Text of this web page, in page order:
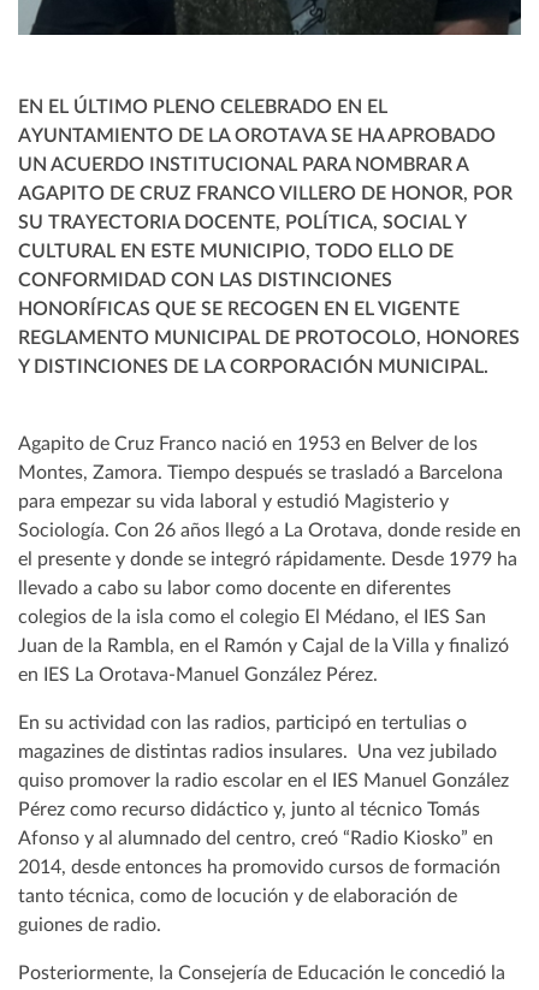
EN EL ÚLTIMO PLENO CELEBRADO EN EL
AYUNTAMIENTO DE LA OROTAVA SE HA APROBADO
UN ACUERDO INSTITUCIONAL PARA NOMBRAR A
AGAPITO DE CRUZ FRANCO VILLERO DE HONOR, POR
SU TRAYECTORIA DOCENTE, POLÍTICA, SOCIAL Y
CULTURAL EN ESTE MUNICIPIO, TODO ELLO DE
CONFORMIDAD CON LAS DISTINCIONES
HONORÍFICAS QUE SE RECOGEN EN EL VIGENTE
REGLAMENTO MUNICIPAL DE PROTOCOLO, HONORES
Y DISTINCIONES DE LA CORPORACIÓN MUNICIPAL.
Agapito de Cruz Franco nació en 1953 en Belver de los
Montes, Zamora. Tiempo después se trasladó a Barcelona
para empezar su vida laboral y estudió Magisterio y
Sociología. Con 26 años llegó a La Orotava, donde reside en
el presente y donde se integró rápidamente. Desde 1979 ha
llevado a cabo su labor como docente en diferentes
colegios de la isla como el colegio El Médano, el IES San
Juan de la Rambla, en el Ramón y Cajal de la Villa y finalizó
en IES La Orotava-Manuel González Pérez.
En su actividad con las radios, participó en tertulias o
magazines de distintas radios insulares. Una vez jubilado
quiso promover la radio escolar en el IES Manuel González
Pérez como recurso didáctico y, junto al técnico Tomás
Afonso y al alumnado del centro, creó “Radio Kiosko” en
2014, desde entonces ha promovido cursos de formación
tanto técnica, como de locución y de elaboración de
guiones de radio.
Posteriormente, la Consejería de Educación le concedió la